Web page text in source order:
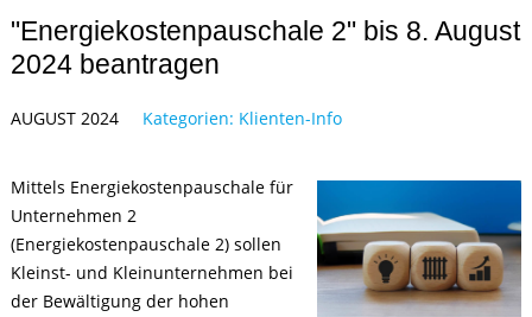
"Energiekostenpauschale 2" bis 8. August
2024 beantragen
AUGUST 2024 Kategorien: Klienten-Info
Mittels Energiekostenpauschale für
Unternehmen 2
(Energiekostenpauschale 2) sollen
Kleinst- und Kleinunternehmen bei
der Bewältigung der hohen